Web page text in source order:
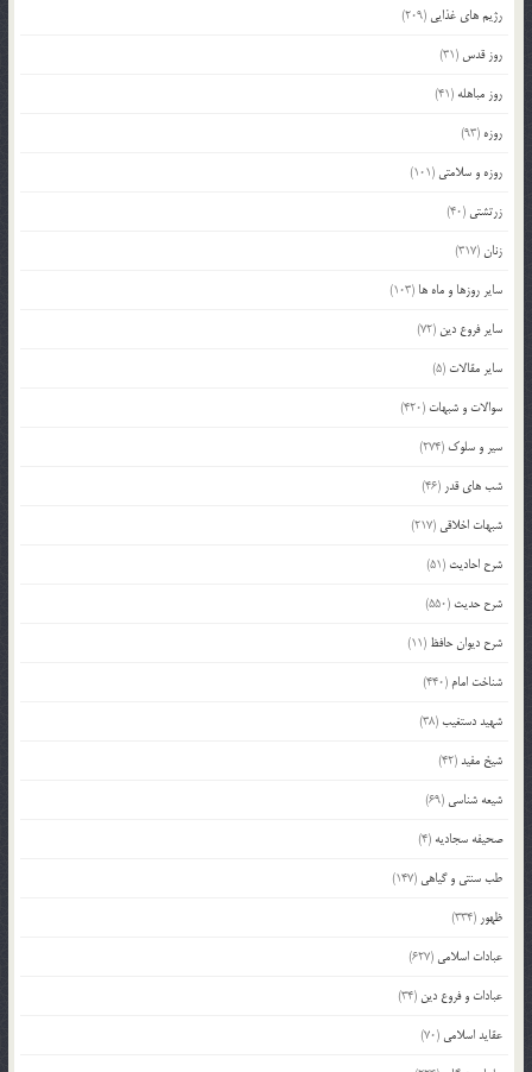
رژیم های غذایی (209)
روز قدس (31)
روز مباهله (41)
روزه (93)
روزه و سلامتی (101)
زرتشتی (40)
زنان(317)
سایر روزها و ماه ها (103)
سایر فروع دین (72)
سایر مقالات (5)
سوالات و شبهات (420)
سیر و سلوک (274)
شب های قدر (46)
شبهات اخلاقی (217)
شرح احادیث (51)
شرح حدیث (550)
شرح دیوان حافظ (11)
شناخت امام (440)
شهید دستغیب(38)
شیخ مفید(42)
شیعه شناسی (69)
صحیفه سجادیه (4)
طب سنتی و گیاهی (147)
ظهور (334)
عبادات اسلامی (627)
عبادات و فروع دین (34)
عقاید اسلامی (70)